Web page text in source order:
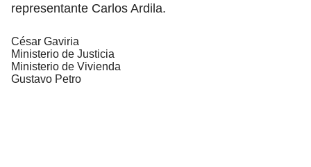
representante Carlos Ardila.
César Gaviria
Ministerio de Justicia
Ministerio de Vivienda
Gustavo Petro